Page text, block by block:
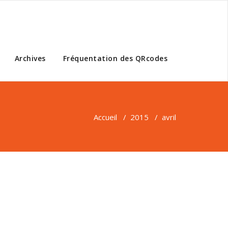
Archives Fréquentation des QRcodes
Accueil / 2015 / avril